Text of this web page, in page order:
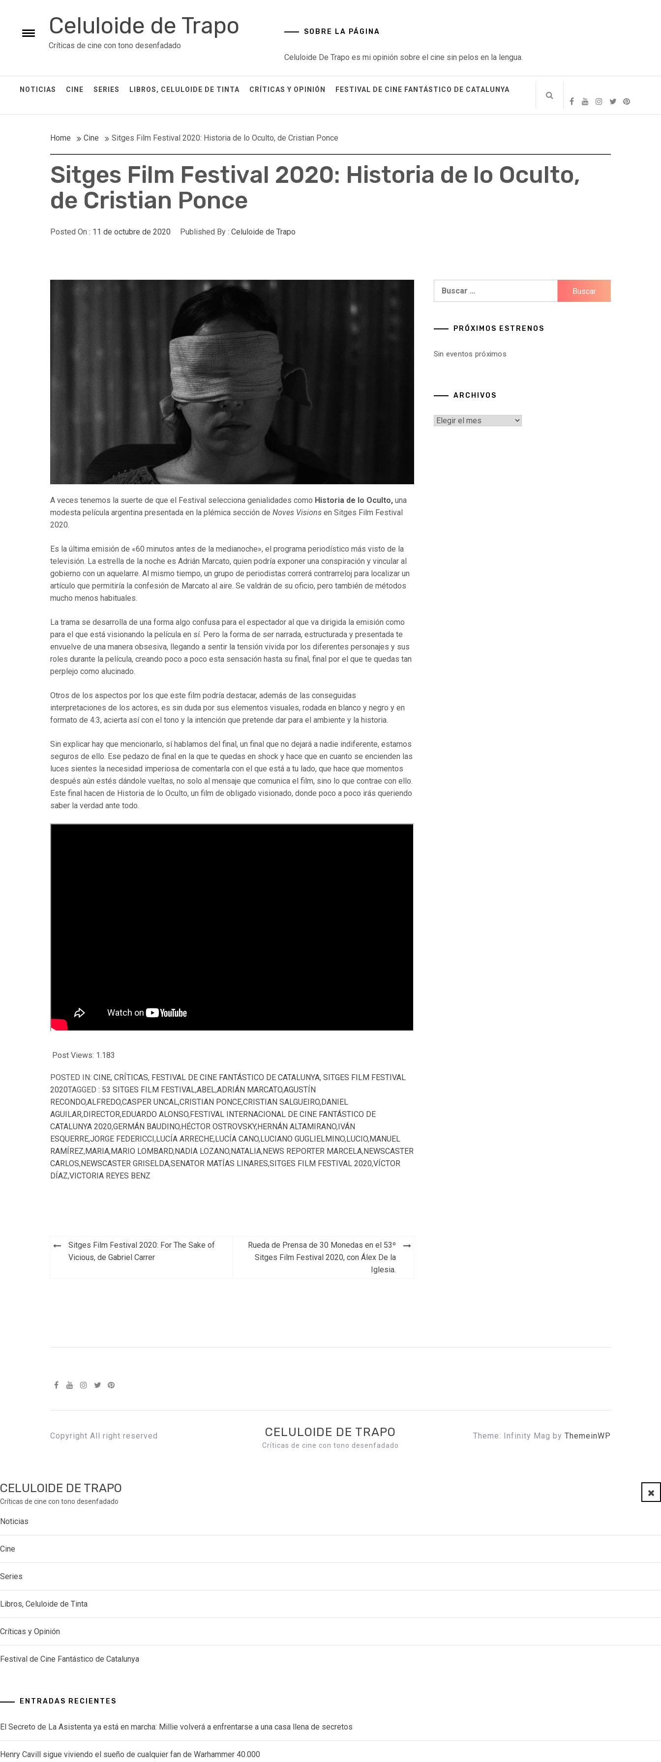
content
Toggle
Celuloide de Trapo
Críticas de cine con tono desenfadado
SOBRE LA PÁGINA
Celuloide De Trapo es mi opinión sobre el cine sin pelos en la lengua.
NOTICIAS CINE SERIES LIBROS, CELULOIDE DE TINTA CRÍTICAS Y OPINIÓN FESTIVAL DE CINE FANTÁSTICO DE CATALUNYA
Home Cine Sitges Film Festival 2020: Historia de lo Oculto, de Cristian Ponce
Sitges Film Festival 2020: Historia de lo Oculto,
de Cristian Ponce
Posted On : 11 de octubre de 2020 Published By : Celuloide de Trapo
A veces tenemos la suerte de que el Festival selecciona genialidades como Historia de lo Oculto, una
modesta película argentina presentada en la plémica sección de Noves Visions en Sitges Film Festival
2020.
Es la última emisión de «60 minutos antes de la medianoche», el programa periodístico más visto de la
televisión. La estrella de la noche es Adrián Marcato, quien podría exponer una conspiración y vincular al
gobierno con un aquelarre. Al mismo tiempo, un grupo de periodistas correrá contrarreloj para localizar un
artículo que permitiría la confesión de Marcato al aire. Se valdrán de su oficio, pero también de métodos
mucho menos habituales.
La trama se desarrolla de una forma algo confusa para el espectador al que va dirigida la emisión como
para el que está visionando la película en sí. Pero la forma de ser narrada, estructurada y presentada te
envuelve de una manera obsesiva, llegando a sentir la tensión vivida por los diferentes personajes y sus
roles durante la película, creando poco a poco esta sensación hasta su final, final por el que te quedas tan
perplejo como alucinado.
Otros de los aspectos por los que este film podría destacar, además de las conseguidas
interpretaciones de los actores, es sin duda por sus elementos visuales, rodada en blanco y negro y en
formato de 4:3, acierta así con el tono y la intención que pretende dar para el ambiente y la historia.
Sin explicar hay que mencionarlo, sí hablamos del final, un final que no dejará a nadie indiferente, estamos
seguros de ello. Ese pedazo de final en la que te quedas en shock y hace que en cuanto se encienden las
luces sientes la necesidad imperiosa de comentarla con el que está a tu lado, que hace que momentos
después aún estés dándole vueltas, no solo al mensaje que comunica el film, sino lo que contrae con ello.
Este final hacen de Historia de lo Oculto, un film de obligado visionado, donde poco a poco irás queriendo
saber la verdad ante todo.
Post Views: 1.183
POSTED IN: CINE, CRÍTICAS, FESTIVAL DE CINE FANTÁSTICO DE CATALUNYA, SITGES FILM FESTIVAL
2020TAGGED : 53 SITGES FILM FESTIVAL,ABEL,ADRIÁN MARCATO,AGUSTÍN
RECONDO,ALFREDO,CASPER UNCAL,CRISTIAN PONCE,CRISTIAN SALGUEIRO,DANIEL
AGUILAR,DIRECTOR,EDUARDO ALONSO,FESTIVAL INTERNACIONAL DE CINE FANTÁSTICO DE
CATALUNYA 2020,GERMÁN BAUDINO,HÉCTOR OSTROVSKY,HERNÁN ALTAMIRANO, IVÁN
ESQUERRE,JORGE FEDERICCI ,LUCÍA ARRECHE,LUCÍA CANO,LUCIANO GUGLIELMINO,LUCIO,MANUEL
RAMÍREZ,MARIA,MARIO LOMBARD,NADIA LOZANO,NATALIA,NEWS REPORTER MARCELA,NEWSCASTER
CARLOS,NEWSCASTER GRISELDA,SENATOR MATÍAS LINARES,SITGES FILM FESTIVAL 2020,VÍCTOR
DÍAZ,VICTORIA REYES BENZ
Navegación
Sitges Film Festival 2020: For The Sake of
Vicious, de Gabriel Carrer
Rueda de Prensa de 30 Monedas en el 53º
Sitges Film Festival 2020, con Álex De la
Iglesia.
PRÓXIMOS ESTRENOS
Sin eventos próximos
ARCHIVOS
Archivos
Copyright All right reserved CELULOIDE DE TRAPO
Críticas de cine con tono desenfadado
Theme: Infinity Mag by ThemeinWP
CELULOIDE DE TRAPO
Críticas de cine con tono desenfadado
Noticias
Cine
Series
Libros, Celuloide de Tinta
Críticas y Opinión
Festival de Cine Fantástico de Catalunya
ENTRADAS RECIENTES
El Secreto de La Asistenta ya está en marcha: Millie volverá a enfrentarse a una casa llena de secretos
Henry Cavill sigue viviendo el sueño de cualquier fan de Warhammer 40.000